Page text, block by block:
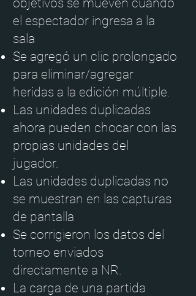
objetivos se mueven cuando
el espectador ingresa a la
sala
Se agregó un clic prolongado
para eliminar/agregar
heridas a la edición múltiple.
Las unidades duplicadas
ahora pueden chocar con las
propias unidades del
jugador.
Las unidades duplicadas no
se muestran en las capturas
de pantalla
Se corrigieron los datos del
torneo enviados
directamente a NR.
La carga de una partida